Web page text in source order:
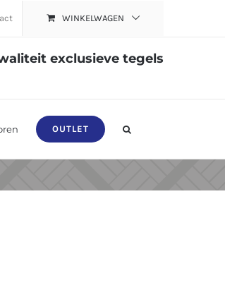
WINKELWAGEN
exclusieve tegels
OUTLET